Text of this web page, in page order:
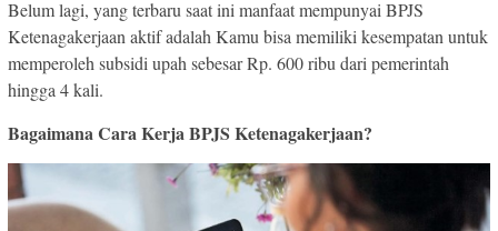
Belum lagi, yang terbaru saat ini manfaat mempunyai BPJS
Ketenagakerjaan aktif adalah Kamu bisa memiliki kesempatan untuk
memperoleh subsidi upah sebesar Rp. 600 ribu dari pemerintah
hingga 4 kali.
Bagaimana Cara Kerja BPJS Ketenagakerjaan?